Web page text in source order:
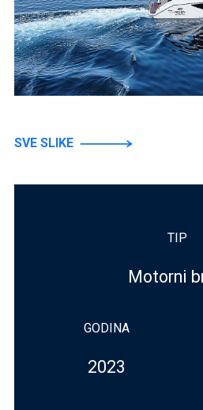
SVE SLIKE
TIP
Motorni
GODINA
2023